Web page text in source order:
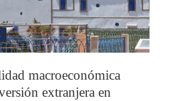
macroeconómica
extranjera en